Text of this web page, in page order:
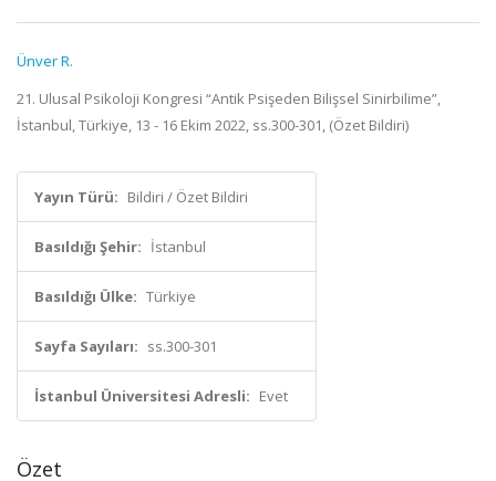
Ünver R.
21. Ulusal Psikoloji Kongresi “Antik Psişeden Bilişsel Sinirbilime”,
İstanbul, Türkiye, 13 - 16 Ekim 2022, ss.300-301, (Özet Bildiri)
Yayın Türü: Bildiri / Özet Bildiri
Basıldığı Şehir: İstanbul
Basıldığı Ülke: Türkiye
Sayfa Sayıları: ss.300-301
İstanbul Üniversitesi Adresli: Evet
Özet